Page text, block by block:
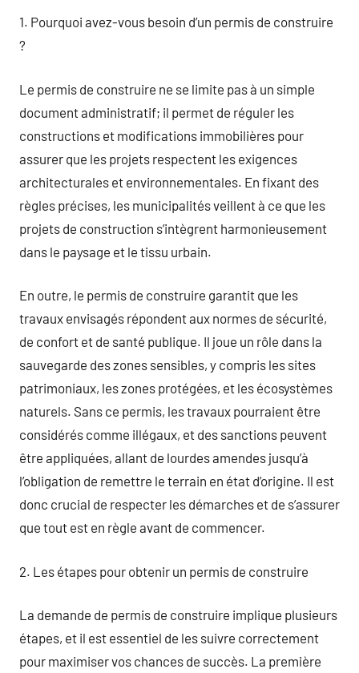
1. Pourquoi avez-vous besoin d’un permis de construire
?
Le permis de construire ne se limite pas à un simple
document administratif; il permet de réguler les
constructions et modifications immobilières pour
assurer que les projets respectent les exigences
architecturales et environnementales. En fixant des
règles précises, les municipalités veillent à ce que les
projets de construction s’intègrent harmonieusement
dans le paysage et le tissu urbain.
En outre, le permis de construire garantit que les
travaux envisagés répondent aux normes de sécurité,
de confort et de santé publique. Il joue un rôle dans la
sauvegarde des zones sensibles, y compris les sites
patrimoniaux, les zones protégées, et les écosystèmes
naturels. Sans ce permis, les travaux pourraient être
considérés comme illégaux, et des sanctions peuvent
être appliquées, allant de lourdes amendes jusqu’à
l’obligation de remettre le terrain en état d’origine. Il est
donc crucial de respecter les démarches et de s’assurer
que tout est en règle avant de commencer.
2. Les étapes pour obtenir un permis de construire
La demande de permis de construire implique plusieurs
étapes, et il est essentiel de les suivre correctement
pour maximiser vos chances de succès. La première